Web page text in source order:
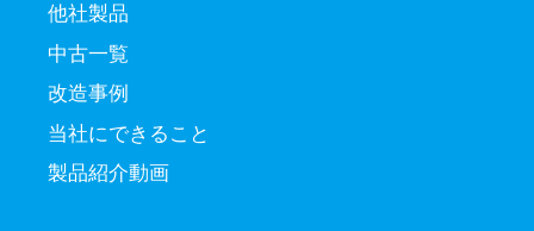
他社製品
中古一覧
改造事例
当社にできること
製品紹介動画